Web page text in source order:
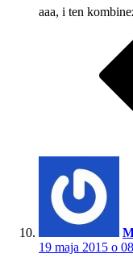
aaa, i ten
19 maja 2015 o